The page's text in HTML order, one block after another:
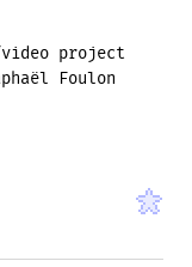
project
Foulon